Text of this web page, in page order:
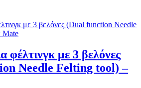
φέλτινγκ με 3 βελόνες
Needle Felting tool) –